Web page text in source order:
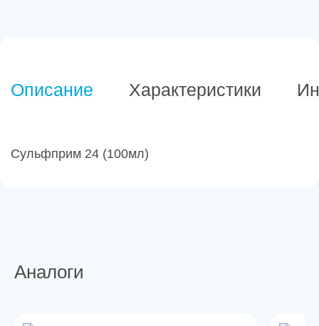
Описание Характеристики
Сульфприм 24 (100мл)
Аналоги